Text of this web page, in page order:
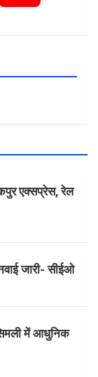
u
b
e
एक्सप्रेस, रेल
जारी- सीईओ
में आधुनिक